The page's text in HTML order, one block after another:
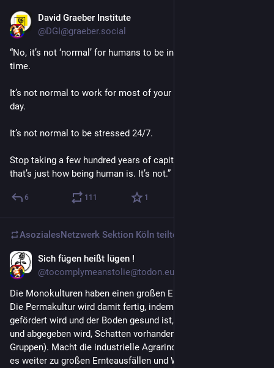
David Graeber Institute
@DGI@graeber.social
“No, it’s not ‘normal’ for humans to be in competition all the
time.
It’s not normal to work for most of your waking hours of the
day.
It’s not normal to be stressed 24/7.
Stop taking a few hundred years of capitalism and pretending
that’s just how being human is. It’s not.”
6 111 1
AsozialesNetzwerk Sektion Köln teilte
Sich fügen heißt lügen !
@tocomplymeanstolie@todon.eu
Die Monokulturen haben einen großen Einfluss auf die Dürren.
Die Permakultur wird damit fertig, indem die Humusbildung
gefördert wird und der Boden gesund ist, Wasser gespeichert
und abgegeben wird, Schatten vorhanden ist (Stufen und
Gruppen). Macht die industrielle Agrarindustrie so weiter, wird
es weiter zu großen Ernteausfällen und Wüstenbildung